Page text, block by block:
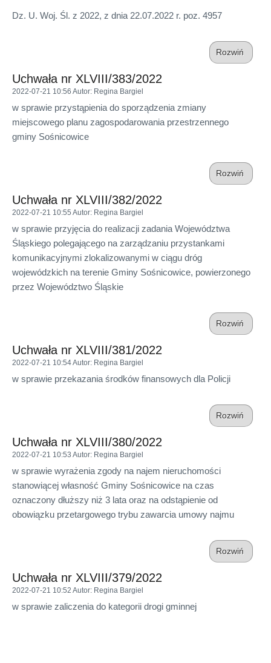
Dz. U. Woj. Śl. z 2022, z dnia 22.07.2022 r. poz. 4957
Rozwiń
Uchwała nr XLVIII/383/2022
2022-07-21 10:56 Autor: Regina Bargiel
w sprawie przystąpienia do sporządzenia zmiany
miejscowego planu zagospodarowania przestrzennego
gminy Sośnicowice
Rozwiń
Uchwała nr XLVIII/382/2022
2022-07-21 10:55 Autor: Regina Bargiel
w sprawie przyjęcia do realizacji zadania Województwa
Śląskiego polegającego na zarządzaniu przystankami
komunikacyjnymi zlokalizowanymi w ciągu dróg
wojewódzkich na terenie Gminy Sośnicowice, powierzonego
przez Województwo Śląskie
Rozwiń
Uchwała nr XLVIII/381/2022
2022-07-21 10:54Autor: Regina Bargiel
w sprawie przekazania środków finansowych dla Policji
Rozwiń
Uchwała nr XLVIII/380/2022
2022-07-21 10:53 Autor: Regina Bargiel
w sprawie wyrażenia zgody na najem nieruchomości
stanowiącej własność Gminy Sośnicowice na czas
oznaczony dłuższy niż 3 lata oraz na odstąpienie od
obowiązku przetargowego trybu zawarcia umowy najmu
Rozwiń
Uchwała nr XLVIII/379/2022
2022-07-21 10:52 Autor: Regina Bargiel
w sprawie zaliczenia do kategorii drogi gminnej